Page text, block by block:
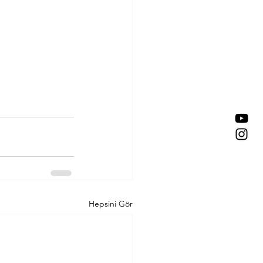
Hepsini Gör